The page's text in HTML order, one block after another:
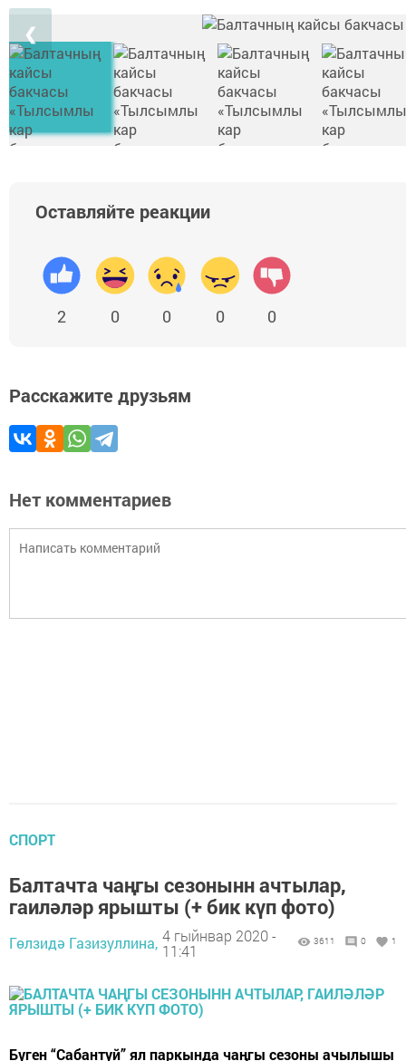
❮
Оставляйте реакции
2 0 0 0 0
Расскажите друзьям
Нет комментариев
СПОРТ
Балтачта чаңгы сезонынн ачтылар,
гаиләләр ярышты (+ бик күп фото)
Гөлзидә Газизуллина, 4 гыйнвар 2020 -
11:41
3611 0 1
Бүген “Сабантуй” ял паркында чаңгы сезоны ачылышы